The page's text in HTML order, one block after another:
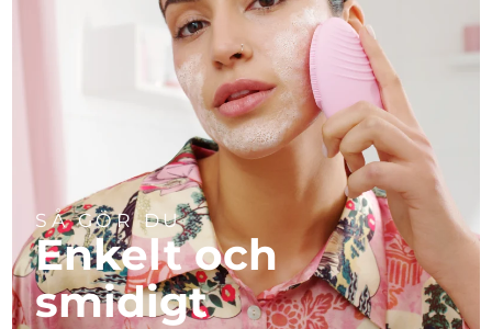
SÅ GÖR DU
Enkelt och
smidigt